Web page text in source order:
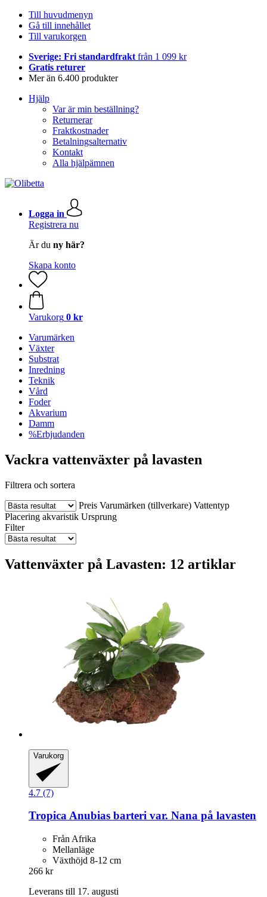
Till huvudmenyn
Gå till innehållet
Till varukorgen
Sverige: Fri standardfrakt från 1 099 kr
Gratis returer
Mer än 6.400 produkter
Hjälp
Var är min beställning?
Returnerar
Fraktkostnader
Betalningsalternativ
Kontakt
Alla hjälpämnen
Logga in
Registrera nu
Är du ny här?
Skapa konto
Varukorg 0 kr
Varumärken
Växter
Substrat
Inredning
Teknik
Vård
Foder
Akvarium
Damm
%Erbjudanden
Vackra vattenväxter på lavasten
Filtrera och sortera
Preis Varumärken (tillverkare) Vattentyp
Placering akvaristik Ursprung
Filter
Vattenväxter på Lavasten: 12 artiklar
Varukorg
4.7 (7)
TropicaAnubias barteri var. Nana på lavasten
Från Afrika
Mellanläge
Växthöjd 8-12 cm
266 kr
Leverans till 17. augusti